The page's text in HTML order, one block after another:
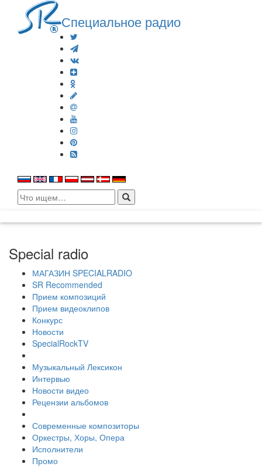
Специальное радио
Search
for:
Special radio
МАГАЗИН SPECIALRADIO
SR Recommended
Прием композиций
Прием видеоклипов
Конкурс
Новости
SpecialRockTV
Музыкальный Лексикон
Интервью
Новости видео
Рецензии альбомов
Современные композиторы
Оркестры, Хоры, Опера
Исполнители
Промо